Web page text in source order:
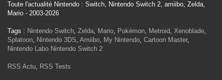
Toute l'actualité Nintendo : Switch, Nintendo Switch 2, amiibo, Zelda,
Mario - 2003-2026
Tags : Nintendo Switch, Zelda, Mario, Pokémon, Metroid, Xenoblade,
Splatoon, Nintendo 3DS, Amiibo, My Nintendo, Cartoon Master,
Nintendo Labo Nintendo Switch 2
RSS Actu, RSS Tests